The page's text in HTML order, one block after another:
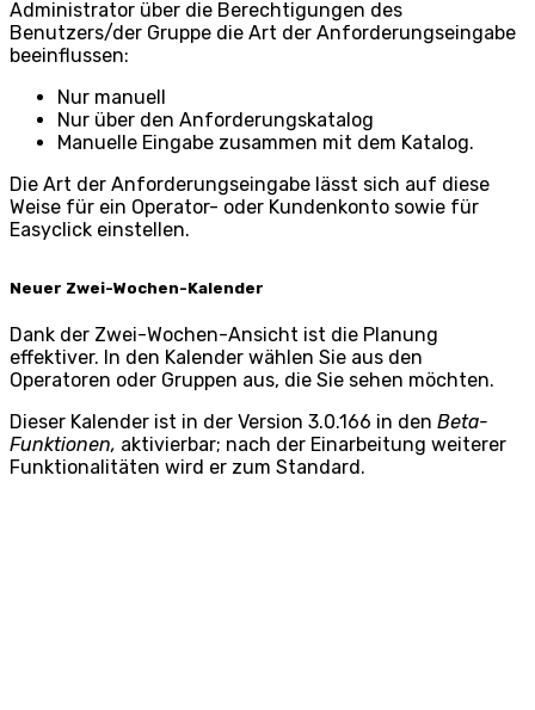
Administrator über die Berechtigungen des
Benutzers/der Gruppe die Art der Anforderungseingabe
beeinflussen:
Nur manuell
Nur über den Anforderungskatalog
Manuelle Eingabe zusammen mit dem Katalog.
Die Art der Anforderungseingabe lässt sich auf diese
Weise für ein Operator- oder Kundenkonto sowie für
Easyclick einstellen.
Neuer Zwei-Wochen-Kalender
Dank der Zwei-Wochen-Ansicht ist die Planung
effektiver. In den Kalender wählen Sie aus den
Operatoren oder Gruppen aus, die Sie sehen möchten.
Dieser Kalender ist in der Version 3.0.166 in den Beta-
Funktionen, aktivierbar; nach der Einarbeitung weiterer
Funktionalitäten wird er zum Standard.